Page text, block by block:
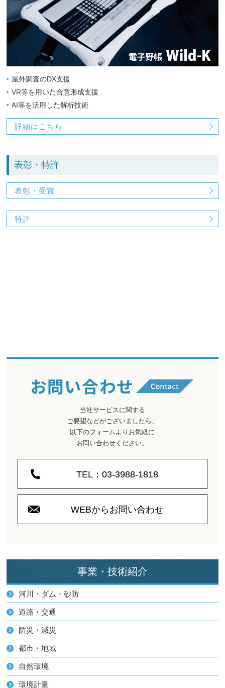
屋外調査のDX支援
VR等を用いた合意形成支援
AI等を活用した解析技術
詳細はこちら
表彰・特許
表彰・受賞
特許
当社サービスに関する
ご要望などがございましたら、
以下のフォームよりお気軽に
お問い合わせください。
TEL：03-3988-1818
WEBからお問い合わせ
事業・技術紹介
河川・ダム・砂防
道路・交通
防災・減災
都市・地域
自然環境
環境計量